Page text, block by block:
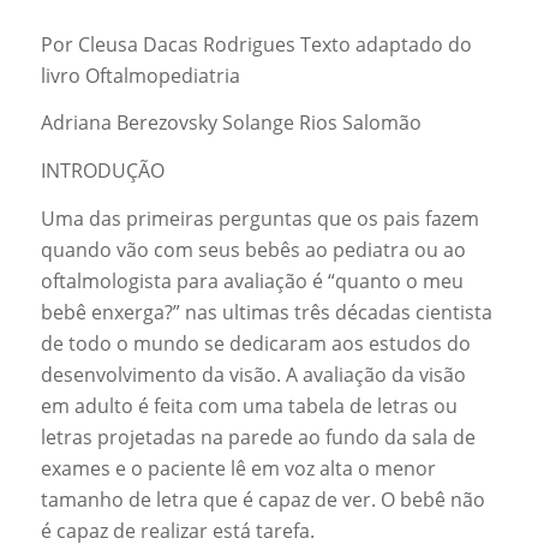
Por Cleusa Dacas Rodrigues Texto adaptado do
livro Oftalmopediatria
Adriana Berezovsky Solange Rios Salomão
INTRODUÇÃO
Uma das primeiras perguntas que os pais fazem
quando vão com seus bebês ao pediatra ou ao
oftalmologista para avaliação é “quanto o meu
bebê enxerga?” nas ultimas três décadas cientista
de todo o mundo se dedicaram aos estudos do
desenvolvimento da visão. A avaliação da visão
em adulto é feita com uma tabela de letras ou
letras projetadas na parede ao fundo da sala de
exames e o paciente lê em voz alta o menor
tamanho de letra que é capaz de ver. O bebê não
é capaz de realizar está tarefa.